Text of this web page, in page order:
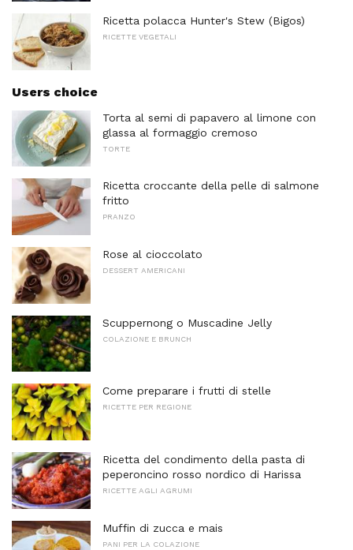
Ricetta polacca Hunter's Stew (Bigos)
RICETTE VEGETALI
Users choice
Torta al semi di papavero al limone con
glassa al formaggio cremoso
TORTE
Ricetta croccante della pelle di salmone
fritto
PRANZO
Rose al cioccolato
DESSERT AMERICANI
Scuppernong o Muscadine Jelly
COLAZIONE E BRUNCH
Come preparare i frutti di stelle
RICETTE PER REGIONE
Ricetta del condimento della pasta di
peperoncino rosso nordico di Harissa
RICETTE AGLI AGRUMI
Muffin di zucca e mais
PANI PER LA COLAZIONE